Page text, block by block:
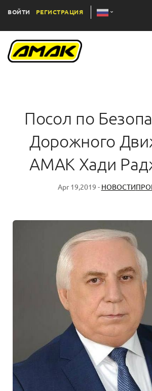
ВОЙТИ РЕГИСТРАЦИЯ
Посол по
Дорожного
AMAK Хади
Apr 19,2019 - НОВОСТИ